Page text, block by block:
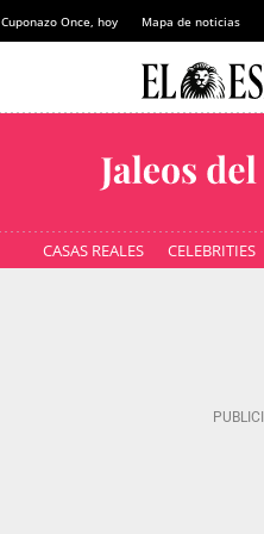
Cuponazo Once, hoy Mapa de noticias
CASAS REALES CELEBRITIES